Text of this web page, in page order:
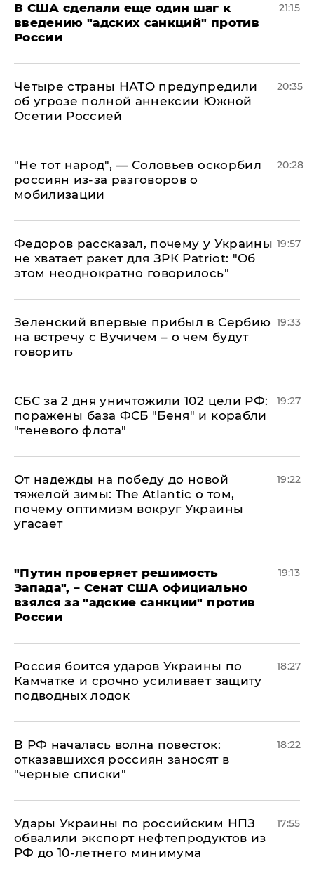
В США сделали еще один шаг к
введению "адских санкций" против
России
21:15
Четыре страны НАТО предупредили
об угрозе полной аннексии Южной
Осетии Россией
20:35
​"Не тот народ", — Соловьев оскорбил
россиян из-за разговоров о
мобилизации
20:28
Федоров рассказал, почему у Украины
не хватает ракет для ЗРК Patriot: "Об
этом неоднократно говорилось"
19:57
Зеленский впервые прибыл в Сербию
на встречу с Вучичем – о чем будут
говорить
19:33
СБС за 2 дня уничтожили 102 цели РФ:
поражены база ФСБ "Беня" и корабли
"теневого флота"
19:27
От надежды на победу до новой
тяжелой зимы: The Atlantic о том,
почему оптимизм вокруг Украины
угасает
19:22
"Путин проверяет решимость
Запада", – Сенат США официально
взялся за "адские санкции" против
России
19:13
Россия боится ударов Украины по
Камчатке и срочно усиливает защиту
подводных лодок
18:27
​В РФ началась волна повесток:
отказавшихся россиян заносят в
"черные списки"
18:22
Удары Украины по российским НПЗ
обвалили экспорт нефтепродуктов из
РФ до 10-летнего минимума
17:55